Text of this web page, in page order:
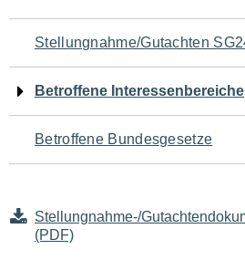
Navigation
für
den
Seiteninhalt
Stellungnahme/Gutachten
Betroffene Interessenbereiche
Betroffene Bundesgesetze
Stellungnahme-/
(PDF)